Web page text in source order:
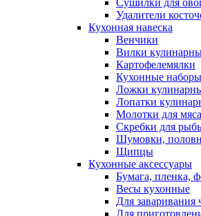
Сушилки для
Удалители
Кухонная навеска
Венчики
Вилки
Картофелемялки
Кухонные наборы
Ложки
Лопатки
Молотки для
Скребки для
Шумовки,
Щипцы
Кухонные аксессуары
Бумага, пленка,
Весы кухонные
Для заваривания
Для